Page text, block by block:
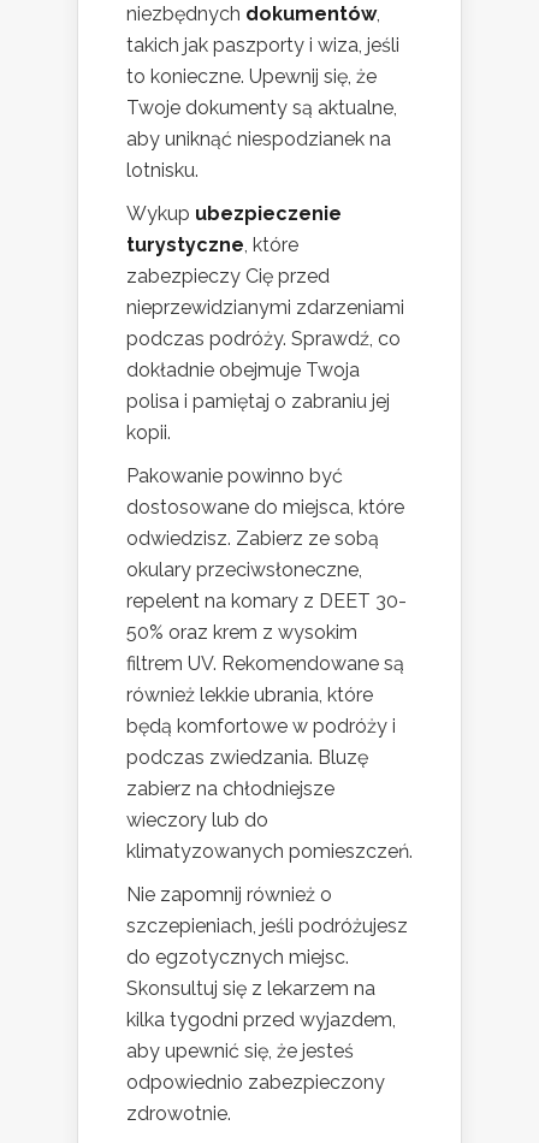
niezbędnych dokumentów,
takich jak paszporty i wiza, jeśli
to konieczne. Upewnij się, że
Twoje dokumenty są aktualne,
aby uniknąć niespodzianek na
lotnisku.
Wykup ubezpieczenie
turystyczne , które
zabezpieczy Cię przed
nieprzewidzianymi zdarzeniami
podczas podróży. Sprawdź, co
dokładnie obejmuje Twoja
polisa i pamiętaj o zabraniu jej
kopii.
Pakowanie powinno być
dostosowane do miejsca, które
odwiedzisz. Zabierz ze sobą
okulary przeciwsłoneczne,
repelent na komary z DEET 30-
50% oraz krem z wysokim
filtrem UV. Rekomendowane są
również lekkie ubrania, które
będą komfortowe w podróży i
podczas zwiedzania. Bluzę
zabierz na chłodniejsze
wieczory lub do
klimatyzowanych pomieszczeń.
Nie zapomnij również o
szczepieniach, jeśli podróżujesz
do egzotycznych miejsc.
Skonsultuj się z lekarzem na
kilka tygodni przed wyjazdem,
aby upewnić się, że jesteś
odpowiednio zabezpieczony
zdrowotnie.